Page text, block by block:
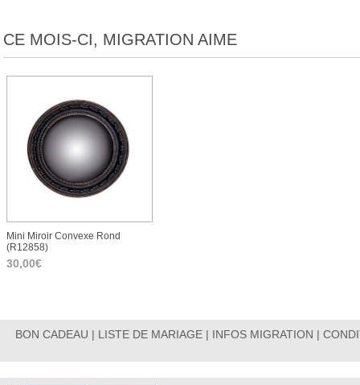
CE MOIS-CI, MIGRATION AIME
Mini Miroir Convexe Rond
(r12858)
30,00€
BON CADEAU | LISTE DE MARIAGE| INFOS MIGRATION |